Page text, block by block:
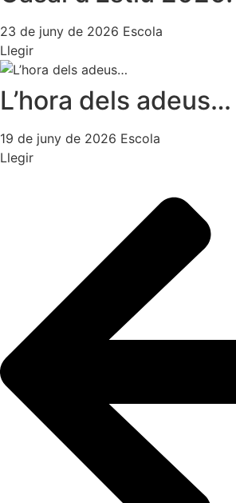
23 de juny de 2026 Escola
Llegir
L’hora dels adeus…
19 de juny de 2026 Escola
Llegir